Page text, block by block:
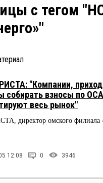
КОМПАНИЙ
c тегом
"Компании,
собирать взносы по
весь рынок"
директор омского
12:08 0 3946